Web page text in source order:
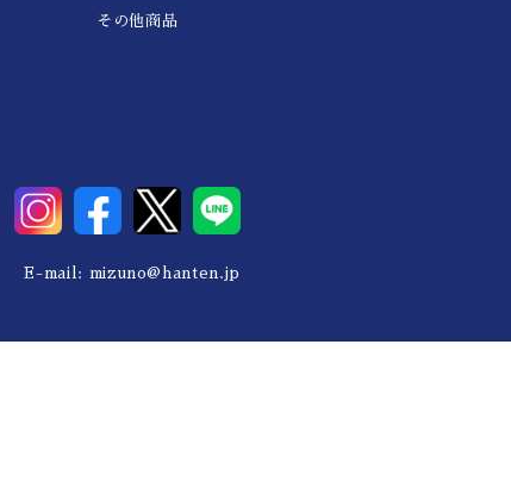
その他商品
E-mail: mizuno@hanten.jp